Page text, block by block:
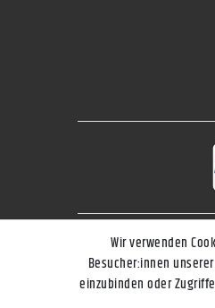
Wir verwenden
Besucher:innen
einzubinden oder